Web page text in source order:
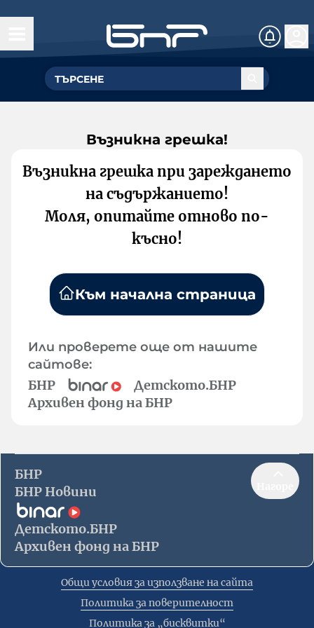
Възникна грешка!
Възникна грешка при зареждането
на съдържанието!
Моля, опитайте отново по-
късно!
Към начална страница
Или проверете още от нашите
сайтове:
БНР
Детското.БНР
Архивен фонд на БНР
БНР
БНР Новини
Детското.БНР
Архивен фонд на БНР
Общи условия за използване на сайта
Политика за поверителност
Политика за „бисквитки“